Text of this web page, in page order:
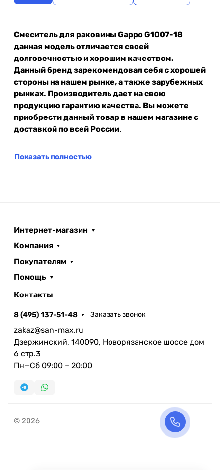
Смеситель для раковины Gappo G1007-18
данная модель отличается своей
долговечностью и хорошим качеством.
Данный бренд зарекомендовал себя с хорошей
стороны на нашем рынке, а также зарубежных
рынках. Производитель дает на свою
продукцию гарантию качества. Вы можете
приобрести данный товар в нашем магазине с
доставкой по всей России.
Показать полностью
Интернет-магазин
Компания
Покупателям
Помощь
Контакты
8 (495) 137-51-48 Заказать звонок
zakaz@san-max.ru
Дзержинский, 140090, Новорязанское шоссе дом
6 стр.3
Пн—Сб 09:00 – 20:00
© 2026